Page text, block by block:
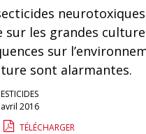
sur les grandes
sur
sont alarmantes.
2016
TÉLÉCHARGER